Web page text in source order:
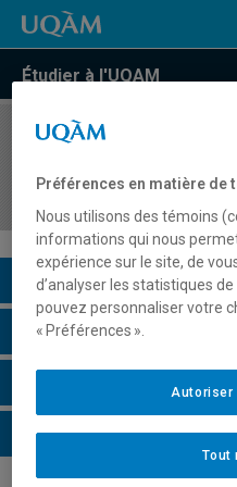
Étudier à l'UQAM
COURS//
tourisme
Description du cours
Horaire - Été 2026
Horaire - Automne 2026
Horaire - Hiver 2027
Préférences en matière de
Nous utilisons des témoins
informations qui nous
expérience sur le site, de
d’analyser les statistiques
pouvez personnaliser votre
« Préférences ».
Tout
Autoriser